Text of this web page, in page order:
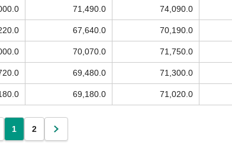
71,490.0 74,090.0
67,640.0 70,190.0
70,070.0 71,750.0
69,480.0 71,300.0
69,180.0 71,020.0
1 2